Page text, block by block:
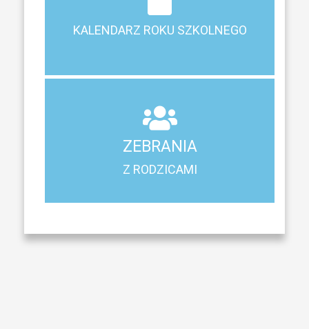
KALENDARZ ROKU SZKOLNEGO
KALENDARZ ROKU SZKOLNEGO
Terminy ferii, matur, zebrań i klasyfikacji
ZEBRANIA
Z RODZICAMI
Z RODZICAMI
Harmonogram spotkań i konsultacji z rodzicami